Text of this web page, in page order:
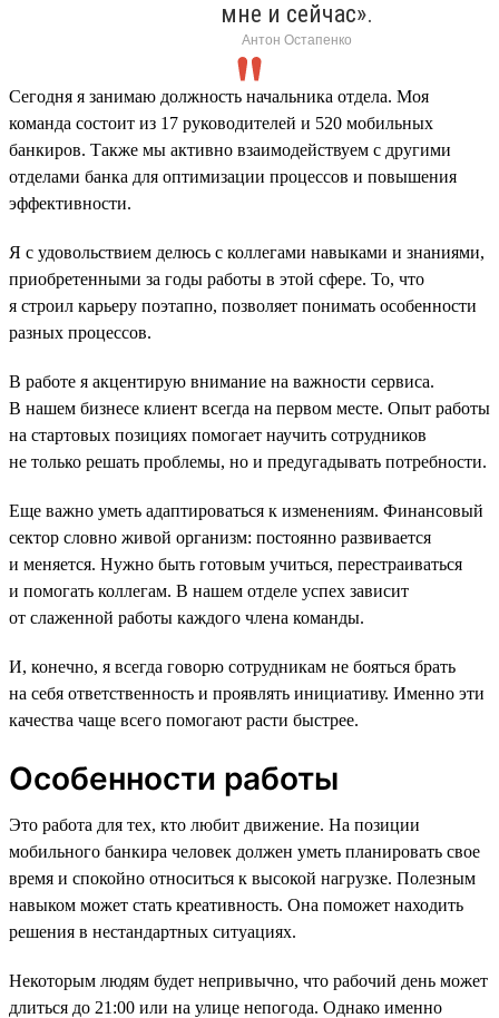
мне и сейчас».
Антон Остапенко
Сегодня я занимаю должность начальника отдела. Моя
команда состоит из 17 руководителей и 520 мобильных
банкиров. Также мы активно взаимодействуем с другими
отделами банка для оптимизации процессов и повышения
эффективности.
Я с удовольствием делюсь с коллегами навыками и знаниями,
приобретенными за годы работы в этой сфере. То, что
я строил карьеру поэтапно, позволяет понимать особенности
разных процессов.
В работе я акцентирую внимание на важности сервиса.
В нашем бизнесе клиент всегда на первом месте. Опыт работы
на стартовых позициях помогает научить сотрудников
не только решать проблемы, но и предугадывать потребности.
Еще важно уметь адаптироваться к изменениям. Финансовый
сектор словно живой организм: постоянно развивается
и меняется. Нужно быть готовым учиться, перестраиваться
и помогать коллегам. В нашем отделе успех зависит
от слаженной работы каждого члена команды.
И, конечно, я всегда говорю сотрудникам не бояться брать
на себя ответственность и проявлять инициативу. Именно эти
качества чаще всего помогают расти быстрее.
Особенности работы
Это работа для тех, кто любит движение. На позиции
мобильного банкира человек должен уметь планировать свое
время и спокойно относиться к высокой нагрузке. Полезным
навыком может стать креативность. Она поможет находить
решения в нестандартных ситуациях.
Некоторым людям будет непривычно, что рабочий день может
длиться до 21:00 или на улице непогода. Однако именно